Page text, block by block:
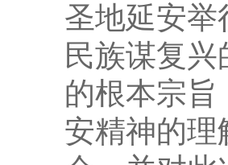
圣地延安举
民族谋复
的根本宗
安精神的理